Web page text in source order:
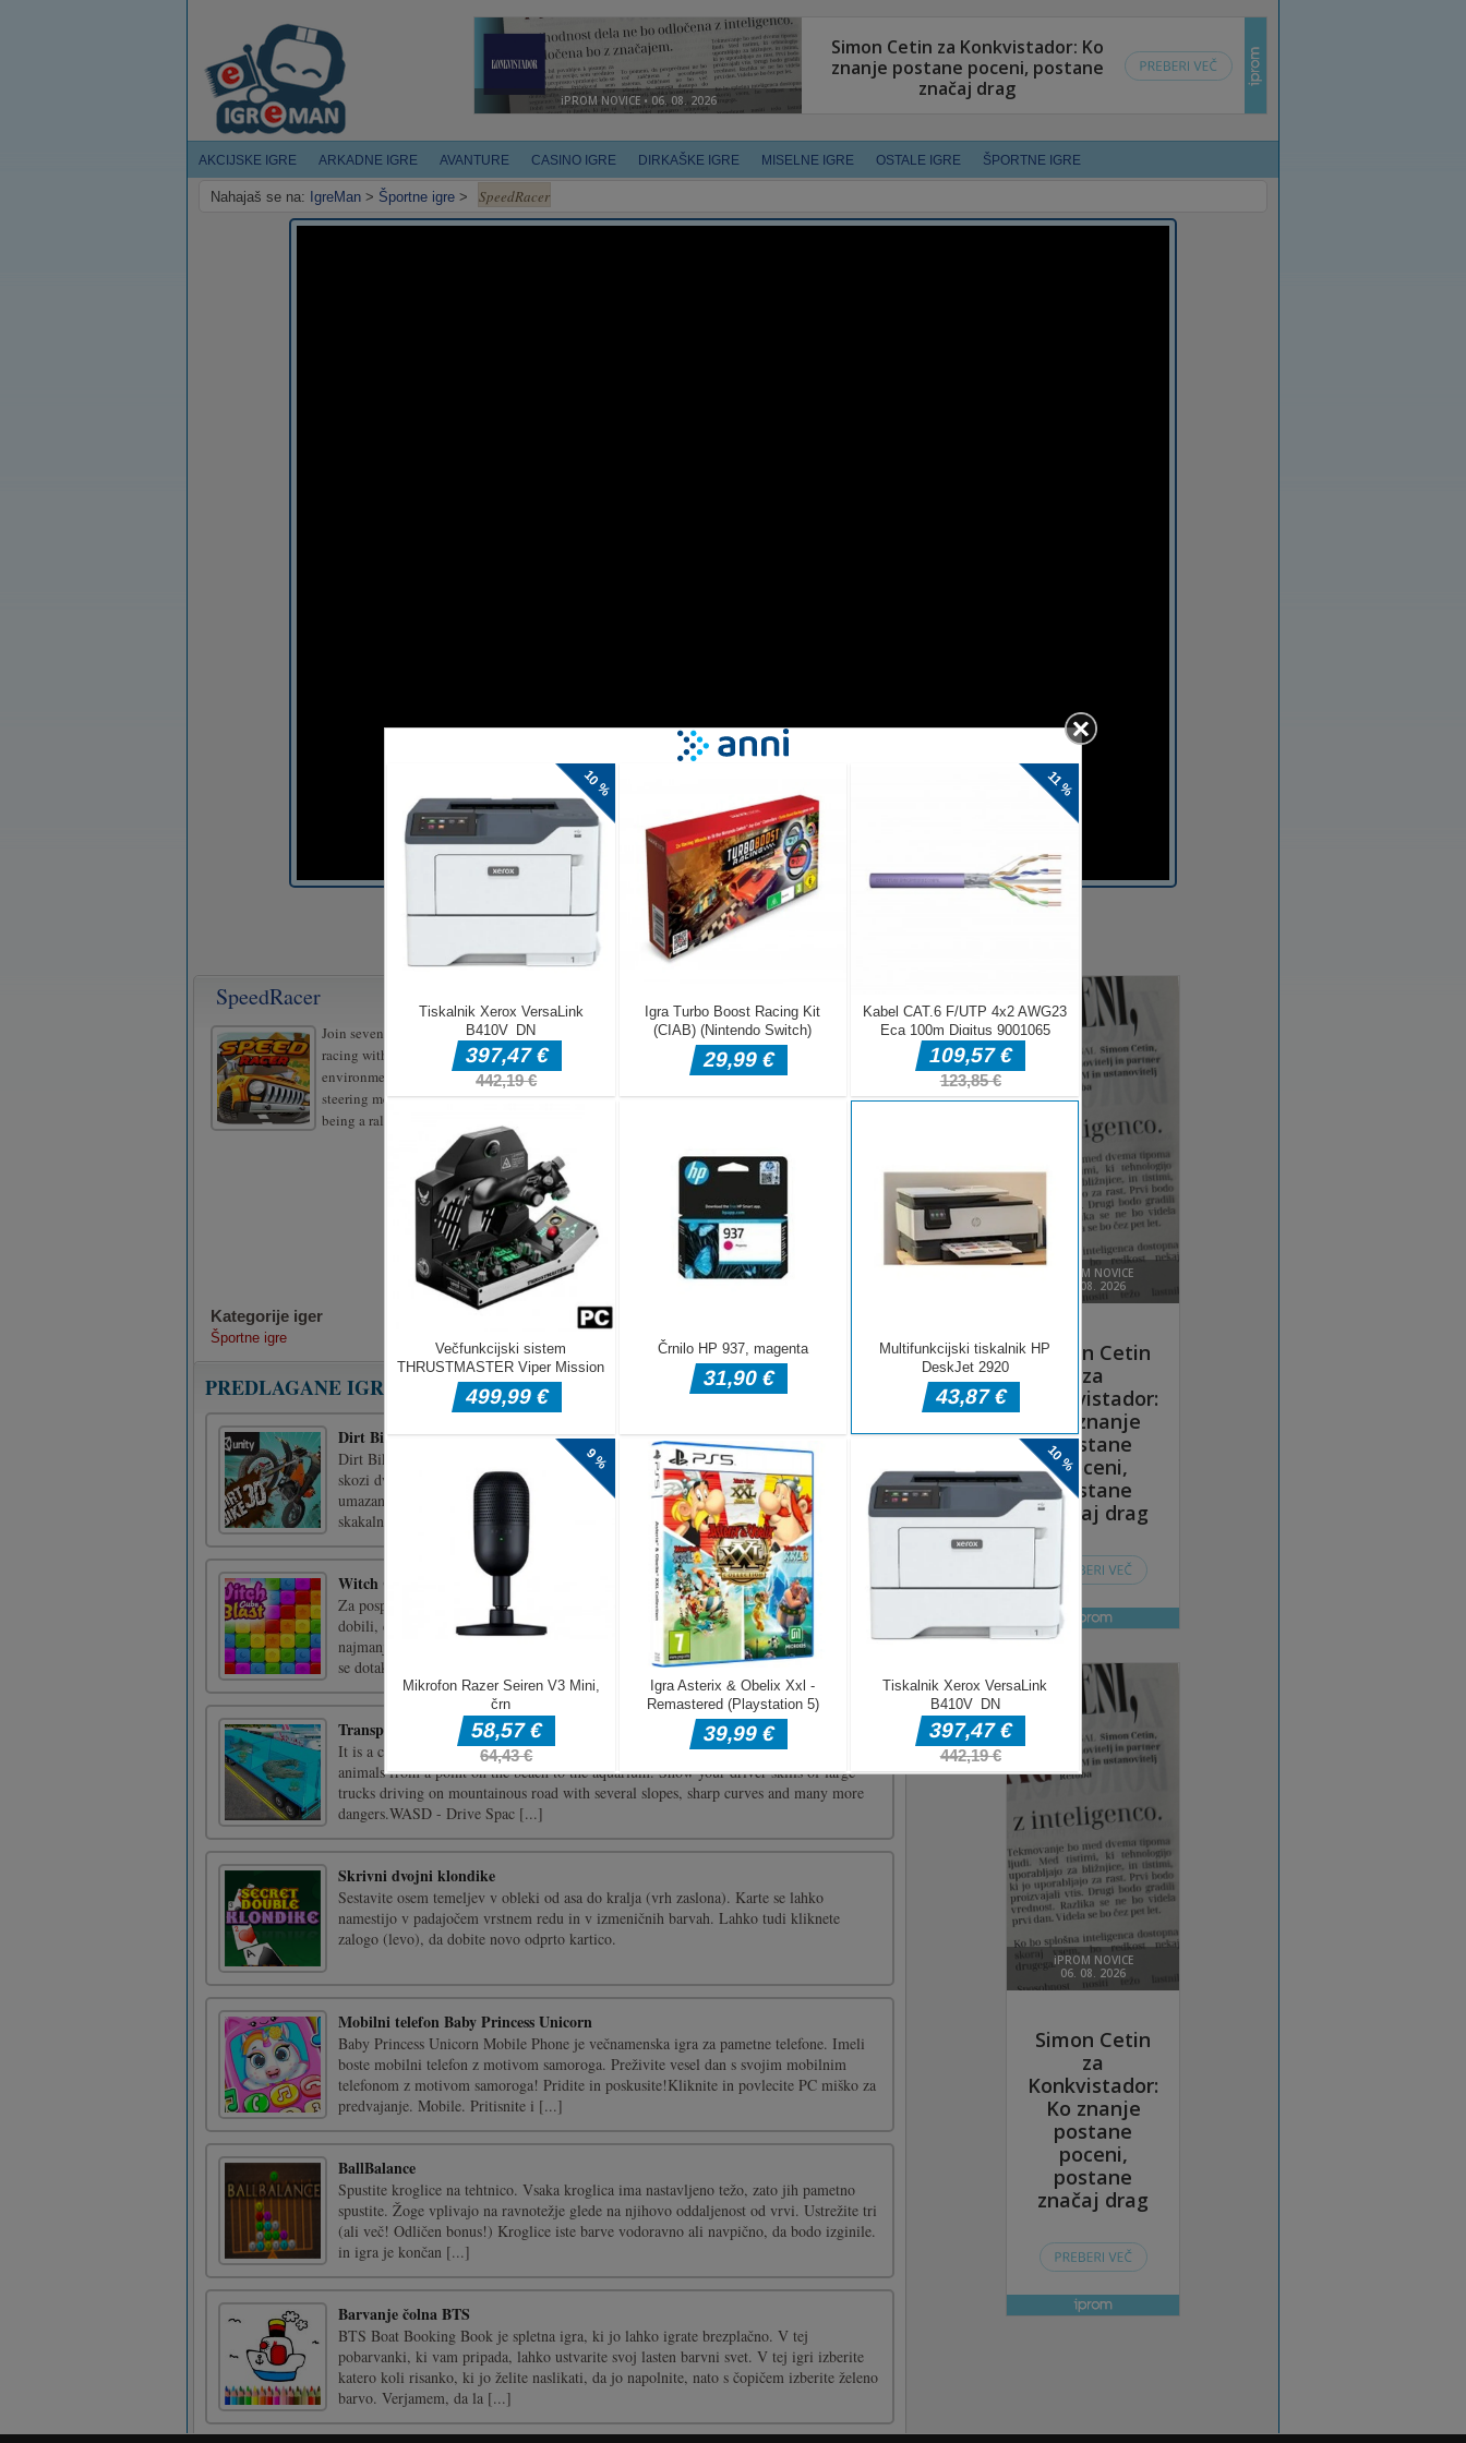
AKCIJSKE IGRE ARKADNE IGRE AVANTURE CASINO IGRE DIRKAŠKE IGRE MISELNE IGRE OSTALE IGRE ŠPORTNE IGRE
Nahajaš se na: IgreMan > Športne igre > SpeedRacer
SpeedRacer
Join seven million satisfied users and start
racing with them in astonishing
environment and with radically innovative
steering mechanics. Stop dreaming about
being a rally driver and become ONE!
Kategorije iger
Športne igre
PREDLAGANE IGRE
Dirt Bike 3D
Dirt Bike 3D je igra s 3D kolesom za umazanijo. Cilj igre je, da se čim hitreje vozite
skozi dvajset vse zahtevnejših tekaških ovir, ne da bi pri tem padli s kolesa za
umazanijo! Nekaj nasvetov bi bilo, da se prepričate, da pogosto uporabljate svojo
skakalno sposobnost, lahko vam [...]
Witch Cube Blast
Za pospešitev izziva dobite ojačevalnik za odstranjevanje rok in vrvi. Te predmete boste
dobili, če boste ujemali 5 ali več blokov. Tapnite ali kliknite kateri koli blok iste barve,
najmanj 2 bloka. Ali lahko dokončate vse stopnje?Za igranje te igre uporabite miško ali
se dotakni [...]
Transport Sea Animal
It is a challenging game in which you have to control a truck and transport huge marine
animals from a point on the beach to the aquarium. Show your driver skills of large
trucks driving on mountainous road with several slopes, sharp curves and many more
dangers.WASD - Drive Spac [...]
Skrivni dvojni klondike
Sestavite osem temeljev v obleki od asa do kralja (vrh zaslona). Karte se lahko
namestijo v padajočem vrstnem redu in v izmeničnih barvah. Lahko tudi kliknete
zalogo (levo), da dobite novo odprto kartico.
Mobilni telefon Baby Princess Unicorn
Baby Princess Unicorn Mobile Phone je večnamenska igra za pametne telefone. Imeli
boste mobilni telefon z motivom samoroga. Preživite vesel dan s svojim mobilnim
telefonom z motivom samoroga! Pridite in poskusite!Kliknite in povlecite PC miško za
predvajanje. Mobile. Pritisnite i [...]
BallBalance
Spustite kroglice na tehtnico. Vsaka kroglica ima nastavljeno težo, zato jih pametno
spustite. Žoge vplivajo na ravnotežje glede na njihovo oddaljenost od vrvi. Ustrežite tri
(ali več! Odličen bonus!) Kroglice iste barve vodoravno ali navpično, da bodo izginile.
in igra je končan [...]
Barvanje čolna BTS
BTS Boat Booking Book je spletna igra, ki jo lahko igrate brezplačno. V tej
pobarvanki, ki vam pripada, lahko ustvarite svoj lasten barvni svet. V tej igri izberite
katero koli risanko, ki jo želite naslikati, da jo napolnite, nato s čopičem izberite želeno
barvo. Verjamem, da la [...]